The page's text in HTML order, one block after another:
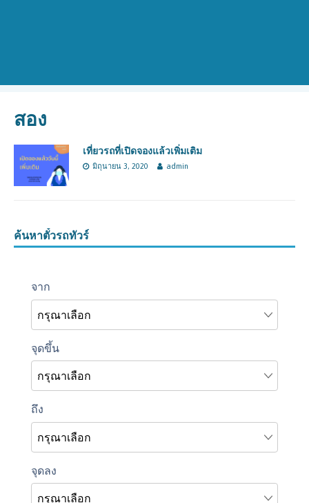
สอง
เที่ยวรถที่เปิดจองแล้วเพิ่มเติม
มิถุนายน 3, 2020 admin
ค้นหาตั๋วรถทัวร์